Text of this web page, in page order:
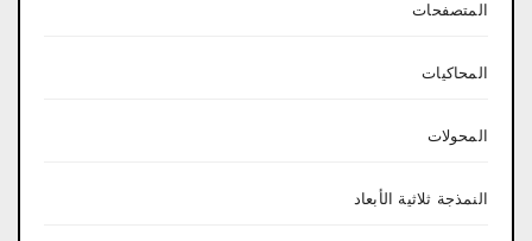
المتصفحات
المحاكيات
المحولات
النمذجة ثلاثية الأبعاد